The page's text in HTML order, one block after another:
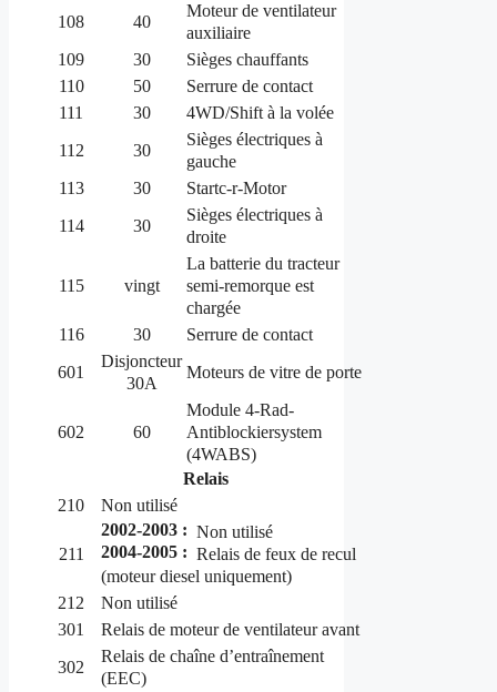
108 40
Moteur de ventilateur
auxiliaire
109
30
Sièges chauffants
110
50
Serrure de contact
111
30
4WD/Shift à la volée
112
30
Sièges électriques à
gauche
113
30
Startc-r-Motor
114
30
Sièges électriques à
droite
115 vingt
La batterie du tracteur
semi-remorque est
chargée
116
30
Serrure de contact
601
Disjoncteur
30A
Moteurs de vitre de porte
602 60
Module 4-Rad-
Antiblockiersystem
(4WABS)
Relais
210
Non utilisé
211
2002-2003 : Non utilisé
2004-2005 : Relais de feux de recul
(moteur diesel uniquement)
212
Non utilisé
301
Relais de moteur de ventilateur avant
302
Relais de chaîne d’entraînement
(EEC)